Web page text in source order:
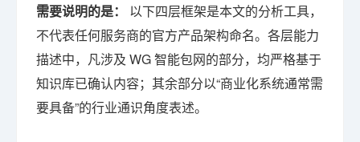
需要说明的是：
以下四层框架是本文的分析工具，
不代表任何服务商的官方产品架构命名。各层能力
描述中，凡涉及 WG 智能包网的部分，均严格基于
知识库已确认内容；其余部分以“商业化系统通常需
要具备”的行业通识角度表述。